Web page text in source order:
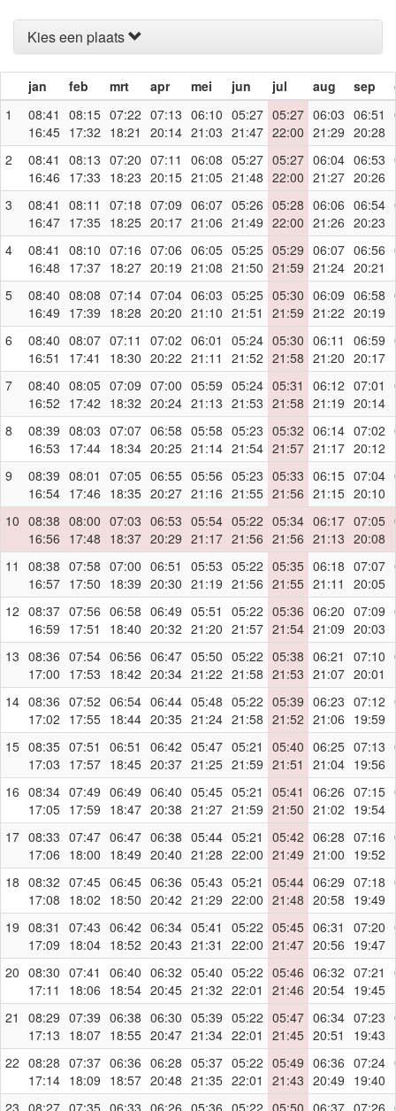
Kies een plaats
jan feb mrt apr mei jun jul aug sep
1
08:41
16:45
08:15
17:32
07:22
18:21
07:13
20:14
06:10
21:03
05:27
21:47
05:27
22:00
06:03
21:29
06:51
20:28
2
08:41
16:46
08:13
17:33
07:20
18:23
07:11
20:15
06:08
21:05
05:27
21:48
05:27
22:00
06:04
21:27
06:53
20:26
3
08:41
16:47
08:11
17:35
07:18
18:25
07:09
20:17
06:07
21:06
05:26
21:49
05:28
22:00
06:06
21:26
06:54
20:23
4
08:41
16:48
08:10
17:37
07:16
18:27
07:06
20:19
06:05
21:08
05:25
21:50
05:29
21:59
06:07
21:24
06:56
20:21
5
08:40
16:49
08:08
17:39
07:14
18:28
07:04
20:20
06:03
21:10
05:25
21:51
05:30
21:59
06:09
21:22
06:58
20:19
6
08:40
16:51
08:07
17:41
07:11
18:30
07:02
20:22
06:01
21:11
05:24
21:52
05:30
21:58
06:11
21:20
06:59
20:17
7
08:40
16:52
08:05
17:42
07:09
18:32
07:00
20:24
05:59
21:13
05:24
21:53
05:31
21:58
06:12
21:19
07:01
20:14
8
08:39
16:53
08:03
17:44
07:07
18:34
06:58
20:25
05:58
21:14
05:23
21:54
05:32
21:57
06:14
21:17
07:02
20:12
9
08:39
16:54
08:01
17:46
07:05
18:35
06:55
20:27
05:56
21:16
05:23
21:55
05:33
21:56
06:15
21:15
07:04
20:10
10 08:38
16:56
08:00
17:48
07:03
18:37
06:53
20:29
05:54
21:17
05:22
21:56
05:34
21:56
06:17
21:13
07:05
20:08
11
08:38
16:57
07:58
17:50
07:00
18:39
06:51
20:30
05:53
21:19
05:22
21:56
05:35
21:55
06:18
21:11
07:07
20:05
12 08:37
16:59
07:56
17:51
06:58
18:40
06:49
20:32
05:51
21:20
05:22
21:57
05:36
21:54
06:20
21:09
07:09
20:03
13 08:36
17:00
07:54
17:53
06:56
18:42
06:47
20:34
05:50
21:22
05:22
21:58
05:38
21:53
06:21
21:07
07:10
20:01
14 08:36
17:02
07:52
17:55
06:54
18:44
06:44
20:35
05:48
21:24
05:22
21:58
05:39
21:52
06:23
21:06
07:12
19:59
15 08:35
17:03
07:51
17:57
06:51
18:45
06:42
20:37
05:47
21:25
05:21
21:59
05:40
21:51
06:25
21:04
07:13
19:56
16 08:34
17:05
07:49
17:59
06:49
18:47
06:40
20:38
05:45
21:27
05:21
21:59
05:41
21:50
06:26
21:02
07:15
19:54
17 08:33
17:06
07:47
18:00
06:47
18:49
06:38
20:40
05:44
21:28
05:21
22:00
05:42
21:49
06:28
21:00
07:16
19:52
18 08:32
17:08
07:45
18:02
06:45
18:50
06:36
20:42
05:43
21:29
05:21
22:00
05:44
21:48
06:29
20:58
07:18
19:49
19 08:31
17:09
07:43
18:04
06:42
18:52
06:34
20:43
05:41
21:31
05:22
22:00
05:45
21:47
06:31
20:56
07:20
19:47
20 08:30
17:11
07:41
18:06
06:40
18:54
06:32
20:45
05:40
21:32
05:22
22:01
05:46
21:46
06:32
20:54
07:21
19:45
21
08:29
17:13
07:39
18:07
06:38
18:55
06:30
20:47
05:39
21:34
05:22
22:01
05:47
21:45
06:34
20:51
07:23
19:43
22 08:28
17:14
07:37
18:09
06:36
18:57
06:28
20:48
05:37
21:35
05:22
22:01
05:49
21:43
06:36
20:49
07:24
19:40
23 08:27 07:35 06:33 06:26 05:36 05:22 05:50 06:37 07:26